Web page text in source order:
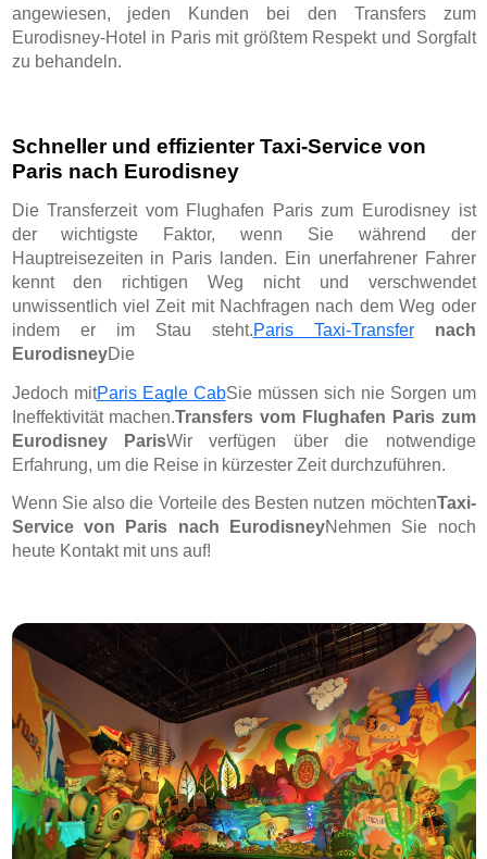
angewiesen, jeden Kunden bei den Transfers zum
Eurodisney-Hotel in Paris mit größtem Respekt und Sorgfalt
zu behandeln.
Schneller und effizienter Taxi-Service von
Paris nach Eurodisney
Die Transferzeit vom Flughafen Paris zum Eurodisney ist
der wichtigste Faktor, wenn Sie während der
Hauptreisezeiten in Paris landen. Ein unerfahrener Fahrer
kennt den richtigen Weg nicht und verschwendet
unwissentlich viel Zeit mit Nachfragen nach dem Weg oder
indem er im Stau steht.Paris Taxi-Transfer
nach
EurodisneyDie
Jedoch mitParis Eagle CabSie müssen sich nie Sorgen um
Ineffektivität machen.Transfers vom Flughafen Paris zum
Eurodisney ParisWir verfügen über die notwendige
Erfahrung, um die Reise in kürzester Zeit durchzuführen.
Wenn Sie also die Vorteile des Besten nutzen möchtenTaxi-
Service von Paris nach EurodisneyNehmen Sie noch
heute Kontakt mit uns auf!